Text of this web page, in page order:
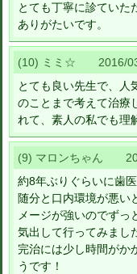
とても丁寧に診ていた
ありがたいです。
(10) ミミ☆ 2016/
とても良い先生で、人
のことまで考えて治療
れて、素人の私でも理
(9) マロンちゃん
約8年ぶりぐらいに歯
随分と口内環境が悪い
メージが強いのでずっ
気出して行ってみまし
完治には少し時間がか
うです！